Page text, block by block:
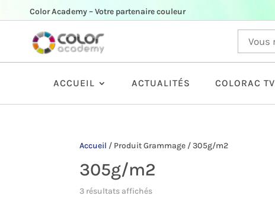
Color Academy – Votre partenaire couleur
ACCUEIL ACTUALITÉS COLORAC TV
Accueil / Produit Grammage /305g/m2
305g/m2
3 résultats affichés